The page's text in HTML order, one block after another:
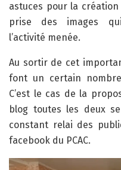
astuces pour la
prise des images
l’activité menée.
Au sortir de cet
font un certain
C’est le cas de la
blog toutes les deux
constant relai des
facebook du PCAC.